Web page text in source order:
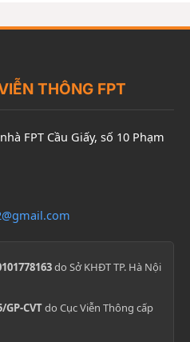
THÔNG FPT
FPT Cầu Giấy, số 10 Phạm
do Sở KHĐT TP. Hà Nội
GP-CVTdo Cục Viễn Thông cấp